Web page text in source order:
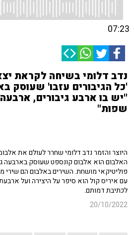
07:23
נדב דלומי בשיחה לקראת
'כל הגיבורים עזבו' שעוסק
"יש בו ארבע גיבורים,
שפות"
היוצר והזמר נדב דלומי שחרר לעולם את
האלבום הוא אלבום קונספט שעוסק בארבעה
פוליטיקאי מושחת. השירים באלבום הם
עם איריס קול הוא סיפר על היצירה ועל
לכתיבת דמותם.
20/10/2022